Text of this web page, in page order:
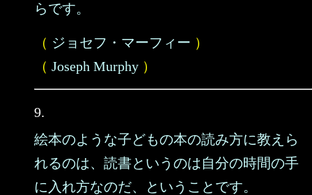
らです。
（ ジョセフ・マーフィー ）
（ Joseph Murphy ）
9.
絵本のような子どもの本の読み方に教えら
れるのは、読書というのは自分の時間の手
に入れ方なのだ、ということです。